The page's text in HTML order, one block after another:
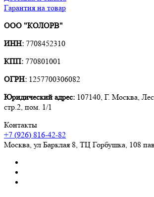
Гарантия на товар
ООО "КОЛОРВ"
ИНН: 7708452310
КПП: 770801001
ОГРН: 1257700306082
Юридический адрес: 107140, Г. Москва,
стр.2, пом. 1/1
Контакты
+7 (926) 816-42-82
Москва, ул Барклая 8, ТЦ Горбушка, 108